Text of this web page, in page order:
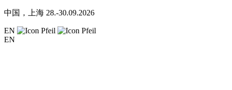
中国，上海 28.-30.09.2026
EN
EN